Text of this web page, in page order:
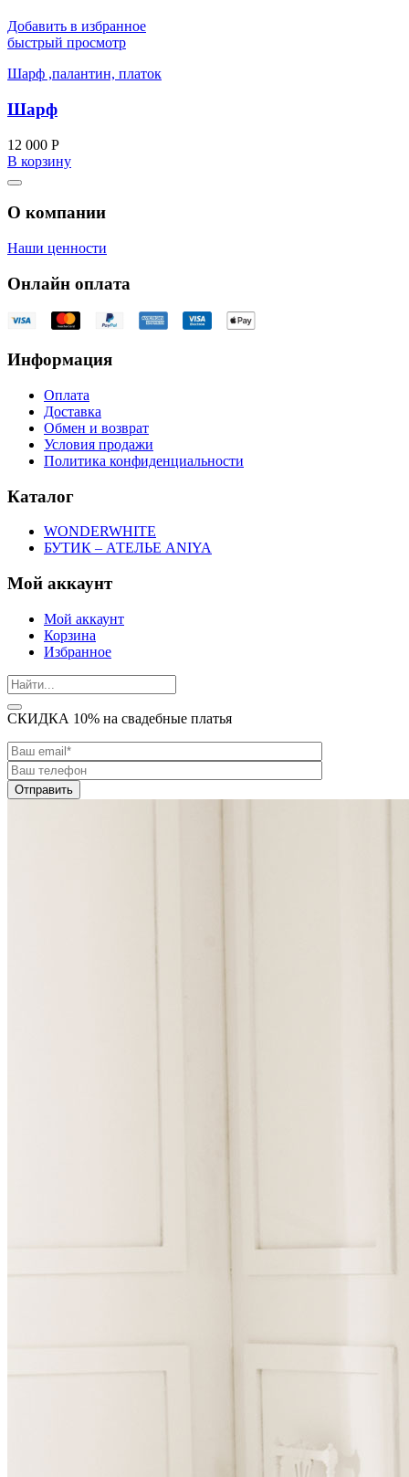
Добавить в избранное
быстрый просмотр
Шарф ,палантин, платок
Шарф
12 000 Р
В корзину
О компании
Наши ценности
Онлайн оплата
Информация
Оплата
Доставка
Обмен и возврат
Условия продажи
Политика конфиденциальности
Каталог
WONDERWHITE
БУТИК – АТЕЛЬЕ ANIYA
Мой аккаунт
Мой аккаунт
Корзина
Избранное
СКИДКА 10% на свадебные платья
Отправить